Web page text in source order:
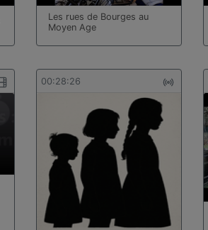
Les rues de Bourges au
Moyen Age
00:28:26